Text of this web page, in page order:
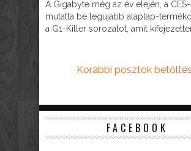
A Gigabyte még az év elején, a
mutatta be legújabb alaplap-
a G1-Killer sorozatot, amit kifejezetten
Korábbi posztok
FACEBOOK